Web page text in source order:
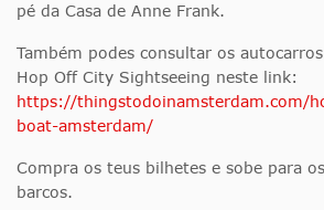
pé da Casa de Anne Frank.
Também podes consultar os
Hop Off City Sightseeing neste link:
https://thingstodoinamsterdam.com/
boat-amsterdam/
Compra os teus bilhetes e sobe para
barcos.